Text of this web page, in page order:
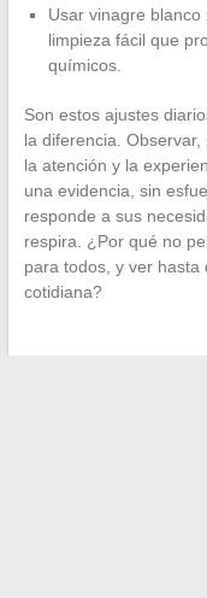
Usar vinagre
limpieza fácil que
químicos.
Son estos ajustes
la diferencia.
la atención y la
una evidencia, sin
responde a sus
respira. ¿Por qué no
para todos, y ver
cotidiana?